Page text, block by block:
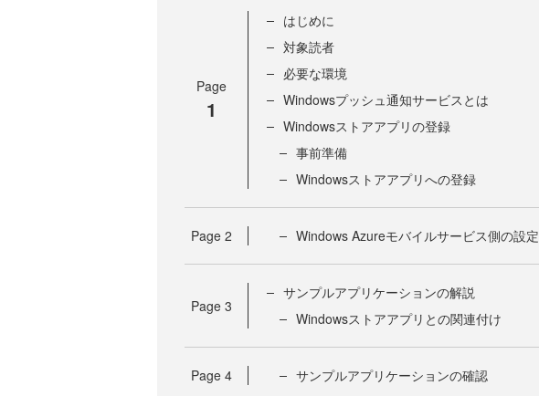
Page
1
はじめに
対象読者
必要な環境
Windowsプッシュ通知サービスとは
Windowsストアアプリの登録
事前準備
Windowsストアアプリへの登録
Page 2 Windows Azureモバイルサービス側の設定
Page 3
サンプルアプリケーションの解説
Windowsストアアプリとの関連付け
Page 4 サンプルアプリケーションの確認